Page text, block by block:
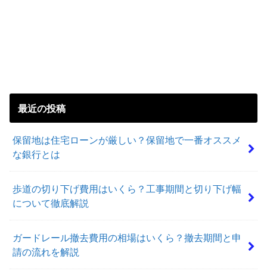
最近の投稿
保留地は住宅ローンが厳しい？保留地で一番オススメ
な銀行とは
歩道の切り下げ費用はいくら？工事期間と切り下げ幅
について徹底解説
ガードレール撤去費用の相場はいくら？撤去期間と申
請の流れを解説